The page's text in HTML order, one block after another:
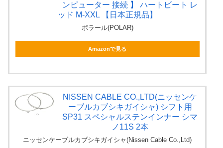
ンピューター 接続 】 ハートビート レ
ッド M-XXL 【日本正規品】
ポラール(POLAR)
Amazonで見る
NISSEN CABLE CO.,LTD(ニッセンケ
ーブルカブシキガイシャ) シフト用
SP31 スペシャルステンインナー シマ
ノ11S 2本
ニッセンケーブルカブシキガイシャ(Nissen Cable Co.,Ltd)